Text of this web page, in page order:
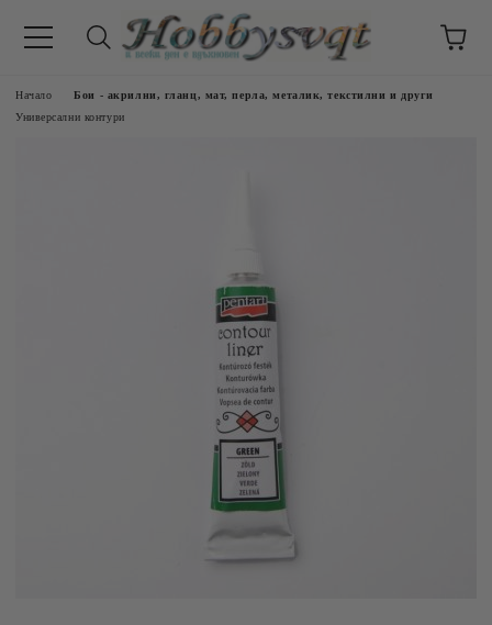
Начало
Бои - акрилни, гланц, мат, перла, металик, текстилни и други
Универсални контури